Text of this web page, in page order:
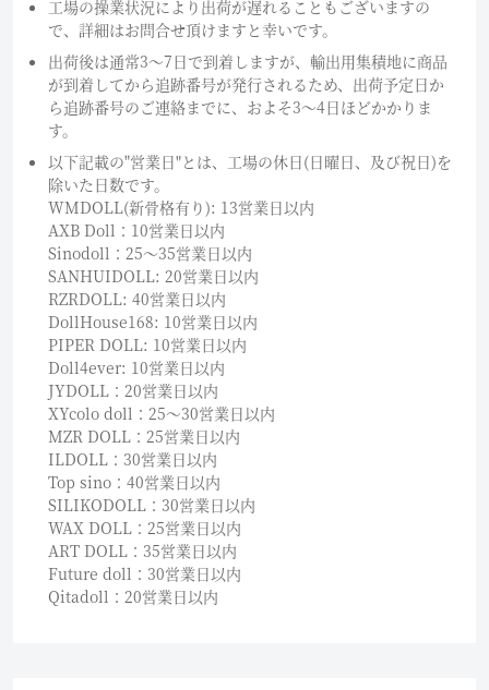
工場の操業状況により出荷が遅れることもございますの
で、詳細はお問合せ頂けますと幸いです。
出荷後は通常3～7日で到着しますが、輸出用集積地に商品
が到着してから追跡番号が発行されるため、出荷予定日か
ら追跡番号のご連絡までに、およそ3〜4日ほどかかりま
す。
以下記載の"営業日"とは、工場の休日(日曜日、及び祝日)を
除いた日数です。
WMDOLL(新骨格有り): 13営業日以内
AXB Doll：10営業日以内
Sinodoll：25〜35営業日以内
SANHUIDOLL: 20営業日以内
RZRDOLL: 40営業日以内
DollHouse168: 10営業日以内
PIPER DOLL: 10営業日以内
Doll4ever: 10営業日以内
JYDOLL：20営業日以内
XYcolo doll：25〜30営業日以内
MZR DOLL：25営業日以内
ILDOLL：30営業日以内
Top sino：40営業日以内
SILIKODOLL：30営業日以内
WAX DOLL：25営業日以内
ART DOLL：35営業日以内
Future doll：30営業日以内
Qitadoll：20営業日以内